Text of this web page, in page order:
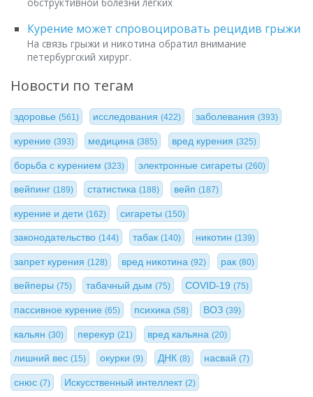
Курение может спровоцировать рецидив грыжи
На связь грыжи и никотина обратил внимание
петербургский хирург.
Новости по тегам
здоровье (561) исследования(422) заболевания (393)
курение (393) медицина(385) вред курения (325)
борьба с курением (323) электронные сигареты(260)
вейпинг (189) статистика(188) вейп (187)
курение и дети (162) сигареты(150)
законодательство (144) табак(140) никотин (139)
запрет курения (128) вред никотина(92) рак (80)
вейперы (75) табачный дым(75) COVID-19 (75)
пассивное курение (65) психика(58) ВОЗ (39)
кальян (30) перекур(21) вред кальяна (20)
лишний вес (15) окурки(9) ДНК (8) насвай(7)
снюс (7) Искусственный интеллект(2)